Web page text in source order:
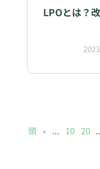
LPOとは？
頭 « ... 10 20